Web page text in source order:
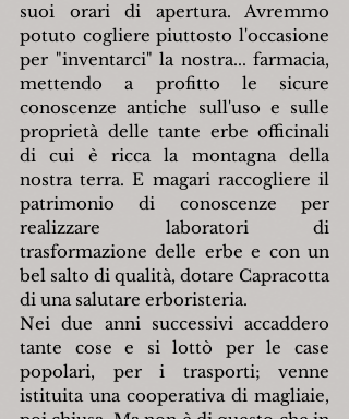
suoi orari di apertura. Avremmo
potuto cogliere piuttosto l'occasione
per "inventarci" la nostra... farmacia,
mettendo a profitto le sicure
conoscenze antiche sull'uso e sulle
proprietà delle tante erbe officinali
di cui è ricca la montagna della
nostra terra. E magari raccogliere il
patrimonio di conoscenze per
realizzare laboratori di
trasformazione delle erbe e con un
bel salto di qualità, dotare Capracotta
di una salutare erboristeria.
Nei due anni successivi accaddero
tante cose e si lottò per le case
popolari, per i trasporti; venne
istituita una cooperativa di magliaie,